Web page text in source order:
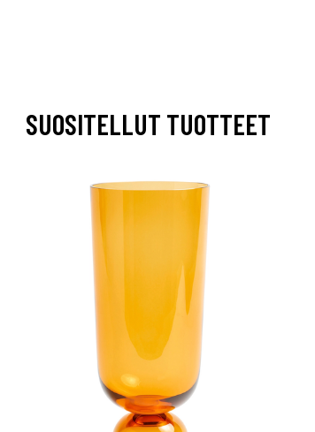
SUOSITELLUT TUOTTEET